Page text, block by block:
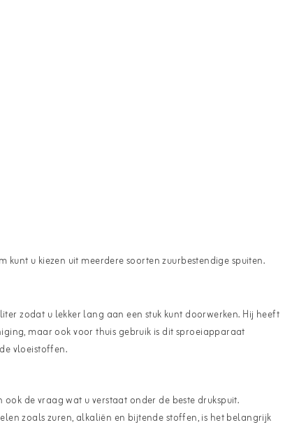
u kiezen uit meerdere soorten zuurbestendige spuiten.
zodat u lekker lang aan een stuk kunt doorwerken. Hij heeft
maar ook voor thuis gebruik is dit sproeiapparaat
vloeistoffen.
de vraag wat u verstaat onder de beste drukspuit.
zoals zuren, alkaliën en bijtende stoffen, is het belangrijk